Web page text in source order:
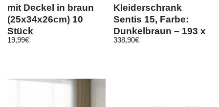
mit Deckel in braun
(25x34x26cm) 10
Stück
19,99€
Kleiderschrank
Sentis 15, Farbe:
Dunkelbraun – 193 x
88 x 49
338,90€